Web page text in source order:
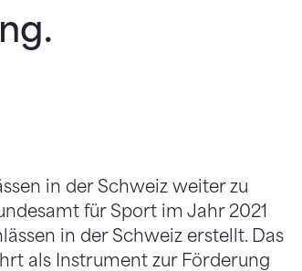
in der Schweiz weiter zu
für Sport im Jahr 2021
in der Schweiz erstellt. Das
als Instrument zur Förderung